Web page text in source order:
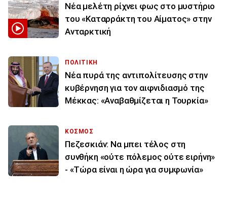
Νέα μελέτη ρίχνει φως στο μυστήριο
του «Καταρράκτη του Αίματος» στην
Ανταρκτική
ΠΟΛΙΤΙΚΗ
Νέα πυρά της αντιπολίτευσης στην
κυβέρνηση για τον αιφνιδιασμό της
Μέκκας: «Αναβαθμίζεται η Τουρκία»
ΚΟΣΜΟΣ
Πεζεσκιάν: Να μπει τέλος στη
συνθήκη «ούτε πόλεμος ούτε ειρήνη»
- «Τώρα είναι η ώρα για συμφωνία»